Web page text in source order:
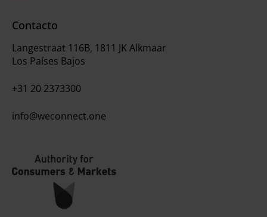
Contacto
Langestraat 116B, 1811 JK Alkmaar
Los Países Bajos
+31 20 2373300
info@weconnect.one